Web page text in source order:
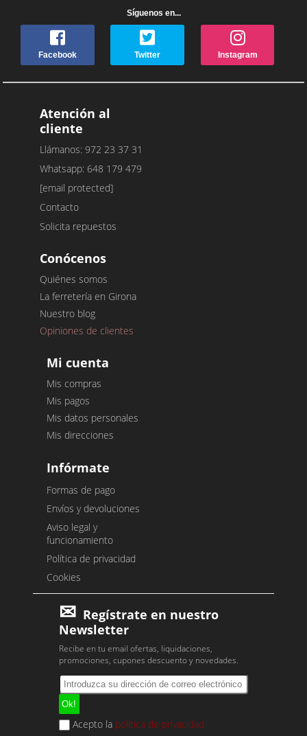
Síguenos en...
Facebook Twitter Instagram
Atención al
cliente
Llámanos: 972 23 37 31
Whatsapp: 648 179 479
[email protected]
Contacto
Solicita repuestos
Conócenos
Quiénes somos
La ferretería en Girona
Nuestro blog
Opiniones de clientes
Mi cuenta
Mis compras
Mis pagos
Mis datos personales
Mis direcciones
Infórmate
Formas de pago
Envíos y devoluciones
Aviso legal y
funcionamiento
Política de privacidad
Cookies
Regístrate en nuestro
Newsletter
Recibe en tu email ofertas, liquidaciones,
promociones, cupones descuento y novedades.
Acepto la política de privacidad